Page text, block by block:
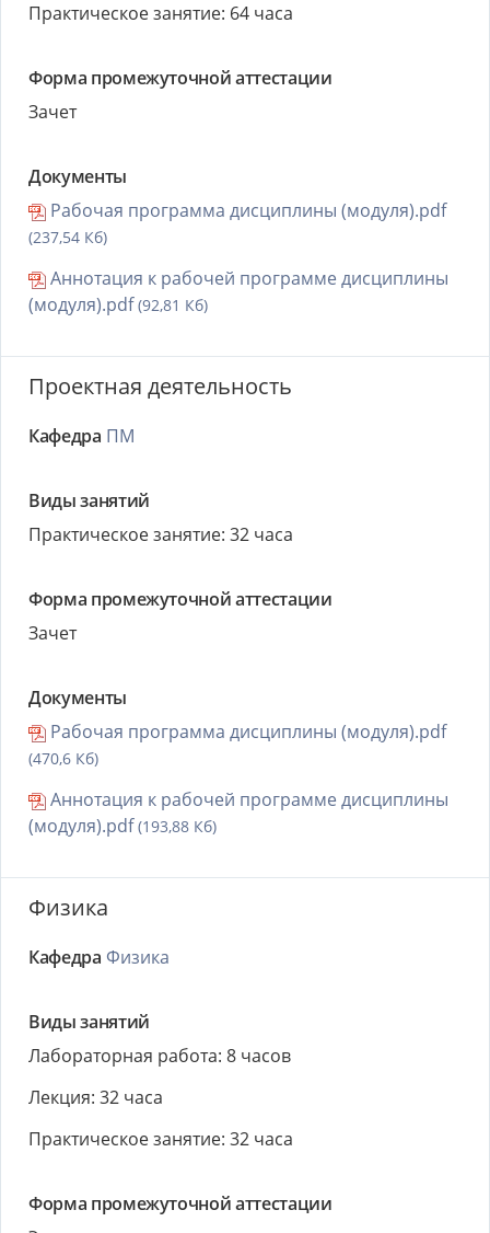
Практическое занятие: 64 часа
Форма промежуточной аттестации
Зачет
Документы
Рабочая программа дисциплины (модуля).pdf
(237,54 Кб)
Аннотация к рабочей программе дисциплины
(модуля).pdf(92,81 Кб)
Проектная деятельность
Кафедра ПМ
Виды занятий
Практическое занятие: 32 часа
Форма промежуточной аттестации
Зачет
Документы
Рабочая программа дисциплины (модуля).pdf
(470,6 Кб)
Аннотация к рабочей программе дисциплины
(модуля).pdf(193,88 Кб)
Физика
Кафедра Физика
Виды занятий
Лабораторная работа: 8 часов
Лекция: 32 часа
Практическое занятие: 32 часа
Форма промежуточной аттестации